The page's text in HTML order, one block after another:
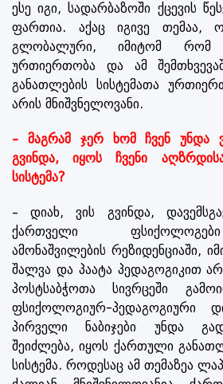
ესე იგი, სადარბაზოში ქცევის
ფართია. აქაც იგივე თემაა,
გლობალური, იმიტომ რომ
ურთიერთობა და ამ
განათლების სისტემათა
არის მნიშვნელოვანი.
– მაგრამ ჯერ ხომ ჩვენ
გვინდა, იყოს ჩვენი
სისტემა?
– დიახ, ვის გვინდა,
ქართველი
ამონაშვილების რეზიდენციაში,
შალვა და პაატა პედაგოგიკით
პოსტსაბჭოთა სივრცეში
ფსიქოლოგიურ-პედაგოგიური
პირველი ნაბიჯები უნდა
შეიძლება, იყოს ქართული
სისტემა. როდესაც ამ თემაზეა